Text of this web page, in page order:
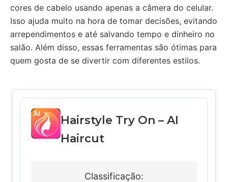
cores de cabelo usando apenas a câmera do celular.
Isso ajuda muito na hora de tomar decisões, evitando
arrependimentos e até salvando tempo e dinheiro no
salão. Além disso, essas ferramentas são ótimas para
quem gosta de se divertir com diferentes estilos.
Hairstyle Try On – AI
Haircut
Classificação: